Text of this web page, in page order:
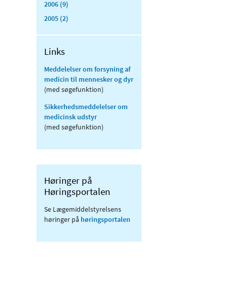
2006 (9)
2005 (2)
Links
Meddelelser om forsyning af
medicin til mennesker og dyr
(med søgefunktion)
Sikkerhedsmeddelelser om
medicinsk udstyr
(med søgefunktion)
Høringer på
Høringsportalen
Se Lægemiddelstyrelsens
høringer på høringsportalen